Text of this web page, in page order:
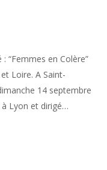
“Femmes en Colère”
Loire. A Saint-
14 septembre
à Lyon et dirigé…